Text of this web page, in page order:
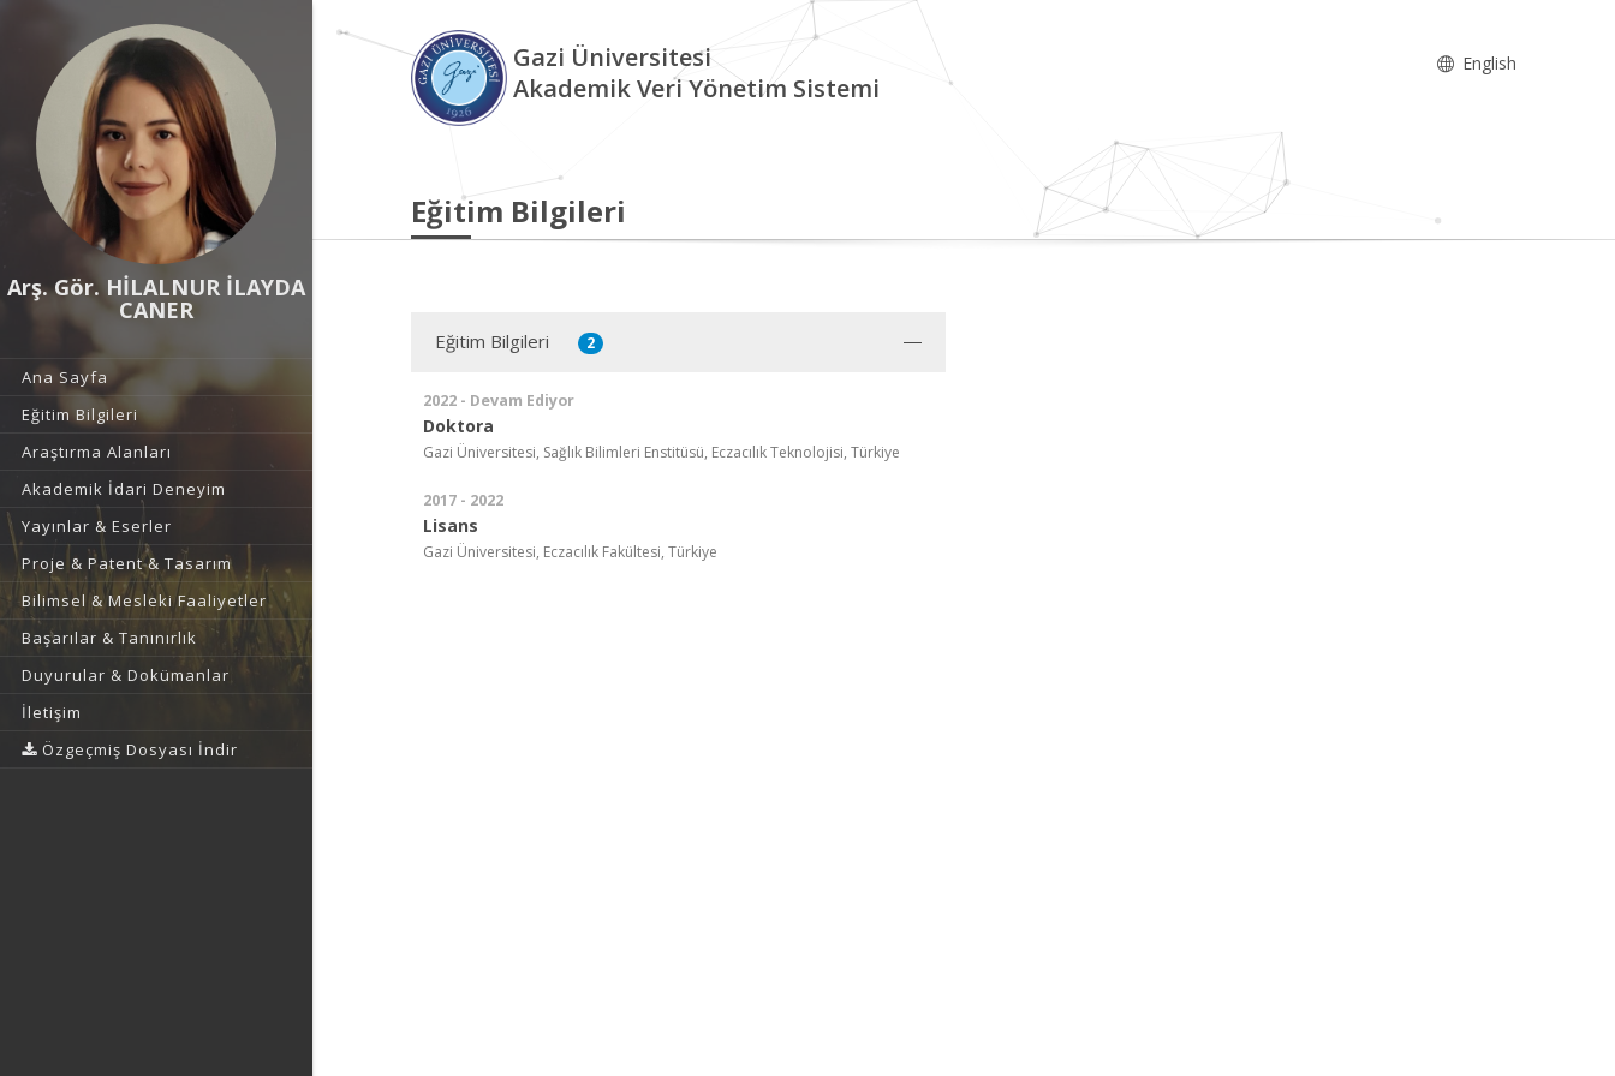
Arş. Gör. HİLALNUR İLAYDA
CANER
Ana Sayfa
Eğitim Bilgileri
Araştırma Alanları
Akademik İdari Deneyim
Yayınlar & Eserler
Proje & Patent & Tasarım
Bilimsel & Mesleki Faaliyetler
Başarılar & Tanınırlık
Duyurular & Dokümanlar
İletişim
Özgeçmiş Dosyası İndir
Gazi Üniversitesi
Akademik Veri Yönetim Sistemi
English
Eğitim Bilgileri
Eğitim Bilgileri 2
2022 - Devam Ediyor
Doktora
Gazi Üniversitesi, Sağlık Bilimleri Enstitüsü, Eczacılık Teknolojisi, Türkiye
2017 - 2022
Lisans
Gazi Üniversitesi, Eczacılık Fakültesi, Türkiye